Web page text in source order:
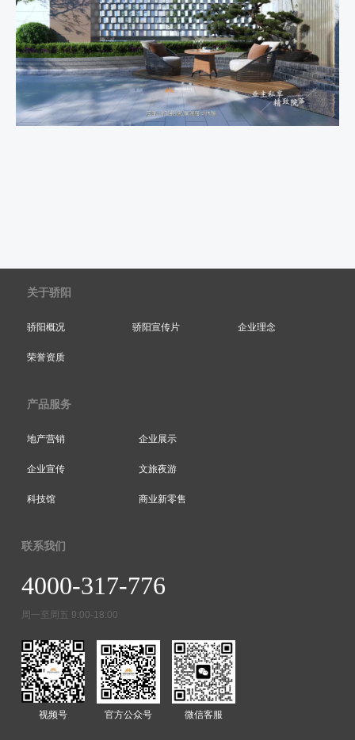
关于骄阳
骄阳概况 骄阳宣传片 企业理念
荣誉资质
产品服务
地产营销 企业展示
企业宣传 文旅夜游
科技馆 商业新零售
联系我们
4000-317-776
周一至周五 9:00-18:00
视频号 官方公众号 微信客服